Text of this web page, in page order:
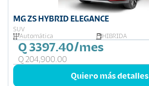
MG ZS HYBRID ELEGANCE
SUV
Automática
HIBRIDA
Q 3397.40/mes
Q 204,900.00
Quiero más detalles